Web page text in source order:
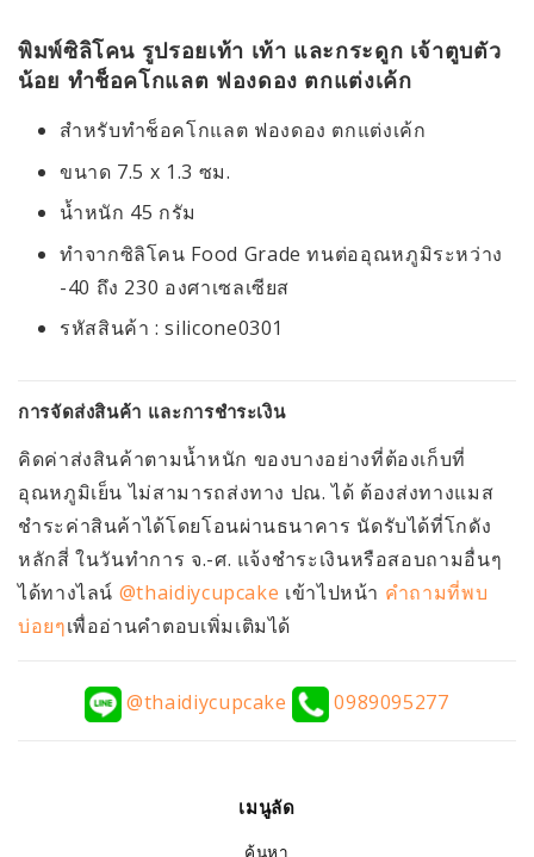
พิมพ์ซิลิโคน รูปรอยเท้า เท้า และกระดูก เจ้าตูบตัว
น้อย ทำช็อคโกแลต ฟองดอง ตกแต่งเค้ก
สำหรับทำช็อคโกแลต ฟองดอง ตกแต่งเค้ก
ขนาด 7.5 x 1.3 ซม.
น้ำหนัก 45 กรัม
ทำจากซิลิโคน Food Grade ทนต่ออุณหภูมิระหว่าง
-40 ถึง 230 องศาเซลเซียส
รหัสสินค้า : silicone0301
การจัดส่งสินค้า และการชำระเงิน
คิดค่าส่งสินค้าตามน้ำหนัก ของบางอย่างที่ต้องเก็บที่
อุณหภูมิเย็น ไม่สามารถส่งทาง ปณ. ได้ ต้องส่งทางแมส
ชำระค่าสินค้าได้โดยโอนผ่านธนาคาร นัดรับได้ที่โกดัง
หลักสี่ ในวันทำการ จ.-ศ. แจ้งชำระเงินหรือสอบถามอื่นๆ
ได้ทางไลน์ @thaidiycupcake เข้าไปหน้า คำถามที่พบ
บ่อยๆเพื่ออ่านคำตอบเพิ่มเติมได้
@thaidiycupcake 0989095277
เมนูลัด
ค้นหา